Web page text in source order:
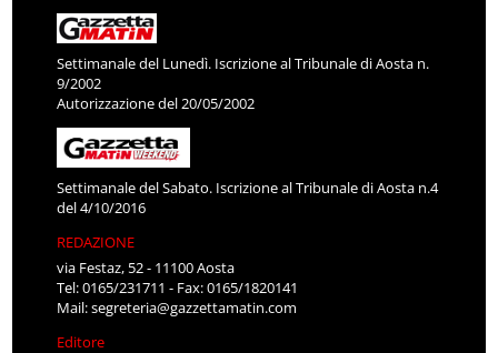
Settimanale del Lunedì. Iscrizione al Tribunale di Aosta n.
9/2002
Autorizzazione del 20/05/2002
Settimanale del Sabato. Iscrizione al Tribunale di Aosta n.4
del 4/10/2016
REDAZIONE
via Festaz, 52 - 11100 Aosta
Tel: 0165/231711 - Fax: 0165/1820141
Mail:segreteria@gazzettamatin.com
Editore